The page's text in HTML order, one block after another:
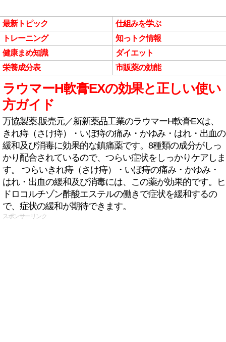
最新トピック
仕組みを学ぶ
トレーニング
知っトク情報
健康まめ知識
ダイエット
栄養成分表
市販薬の効能
ラウマーH軟膏EXの効果と正しい使い
方ガイド
万協製薬,販売元／新新薬品工業のラウマーH軟膏EXは、
きれ痔（さけ痔）・いぼ痔の痛み・かゆみ・はれ・出血の
緩和及び消毒に効果的な鎮痛薬です。8種類の成分がしっ
かり配合されているので、つらい症状をしっかりケアしま
す。 つらいきれ痔（さけ痔）・いぼ痔の痛み・かゆみ・
はれ・出血の緩和及び消毒には、この薬が効果的です。ヒ
ドロコルチゾン酢酸エステルの働きで症状を緩和するの
で、症状の緩和が期待できます。
スポンサーリンク